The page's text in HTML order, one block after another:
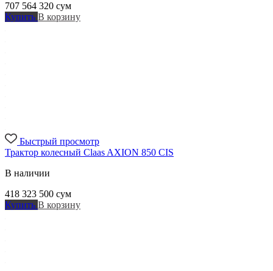
707 564 320 сум
Купить В корзину
Быстрый просмотр
Трактор колесный Claas AXION 850 CIS
В наличии
418 323 500 сум
Купить В корзину